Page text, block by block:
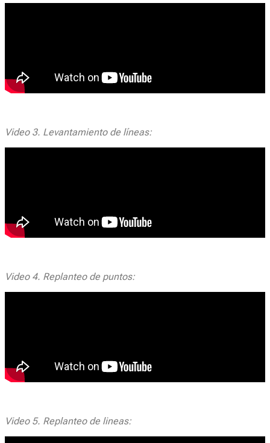
Video 3. Levantamiento de líneas:
Video 4. Replanteo de puntos:
Video 5. Replanteo de lineas: